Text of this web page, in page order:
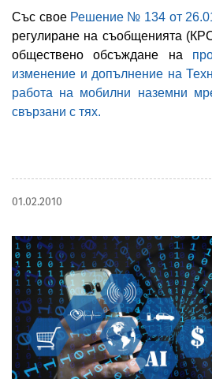
Със свое Решение № 134 от
регулиране на съобщенията
обществено обсъждане на
изменение и допълнение на
работа на мобилни наземни
свързани с тях.
01.02.2010